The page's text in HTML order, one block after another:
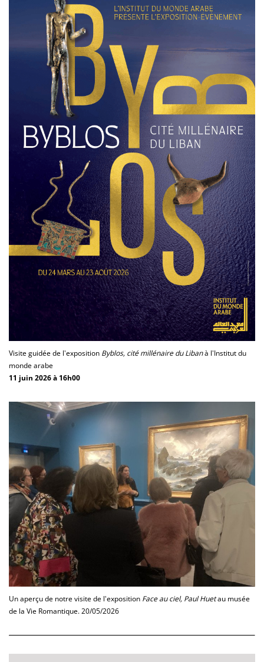
Visite guidée de l'exposition Byblos, cité millénaire du Libanà l'Institut du
monde arabe
11 juin 2026 à 16h00
Un aperçu de notre visite de l'exposition Face au ciel, Paul Huetau musée
de la Vie Romantique. 20/05/2026